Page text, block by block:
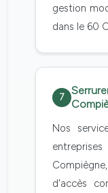
gestion
dans le 60
7
Nos
d'accès